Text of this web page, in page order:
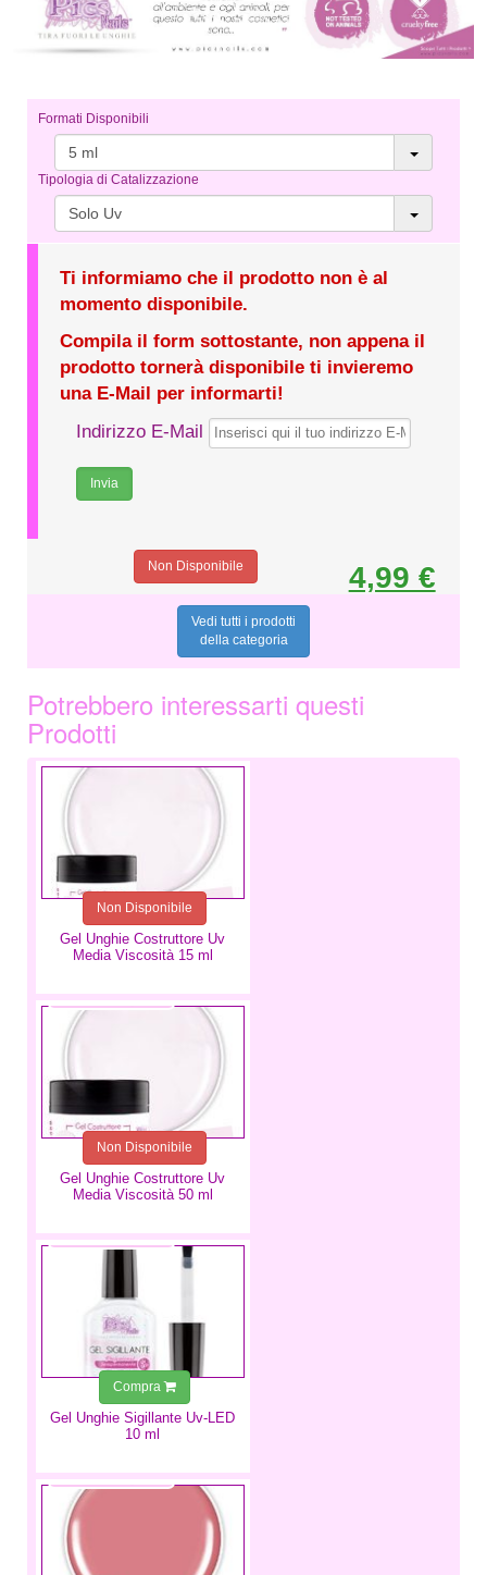
Formati Disponibili
5 ml
Tipologia di Catalizzazione
Solo Uv
Ti informiamo che il prodotto non è al
momento disponibile.
Compila il form sottostante, non appena il
prodotto tornerà disponibile ti invieremo
una E-Mail per informarti!
Indirizzo E-Mail
4,99 €
Non Disponibile
Vedi tutti i prodotti
della categoria
Potrebbero interessarti questi
Prodotti
Gel Unghie Costruttore Uv
Media Viscosità 15 ml
9,99 €
Non Disponibile
Gel Unghie Costruttore Uv
Media Viscosità 50 ml
18,99 €
Non Disponibile
Gel Unghie Sigillante Uv-LED
10 ml
9,99 €
Compra
5,99 €